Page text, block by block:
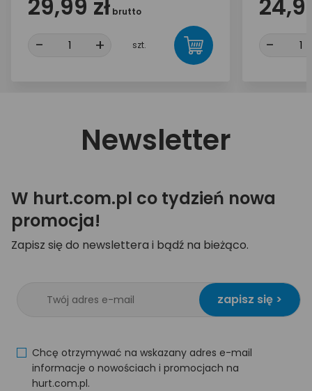
29,99 zł brutto
- + szt. -
Newsletter
W hurt.com.pl co tydzień nowa
promocja!
Zapisz się do newslettera i bądź na bieżąco.
zapisz się >
Chcę otrzymywać na wskazany adres e-mail
informacje o nowościach i promocjach na
hurt.com.pl.